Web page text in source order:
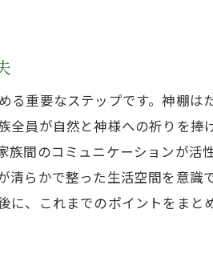
神棚が教えてくれる祈
神様への敬意を表す初めて
目線より高めに配置す
神棚の高さがもたらす
る重要なステップです。神棚
全員が自然と神様への祈りを
族間のコミュニケーションが
らかで整った生活空間を意識
に、これまでのポイントをま